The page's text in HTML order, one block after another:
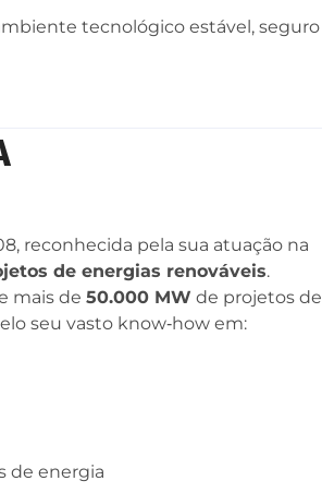
tecnológico estável, seguro
reconhecida pela sua atuação na
de energias renováveis.
mais de 50.000 MW de projetos de
seu vasto know‑how em:
de energia